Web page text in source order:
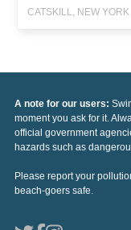
CATSKILL, NEW YORK
A note for our users:
moment you ask for it.
official government
hazards such as
Please report your
beach-goers safe.